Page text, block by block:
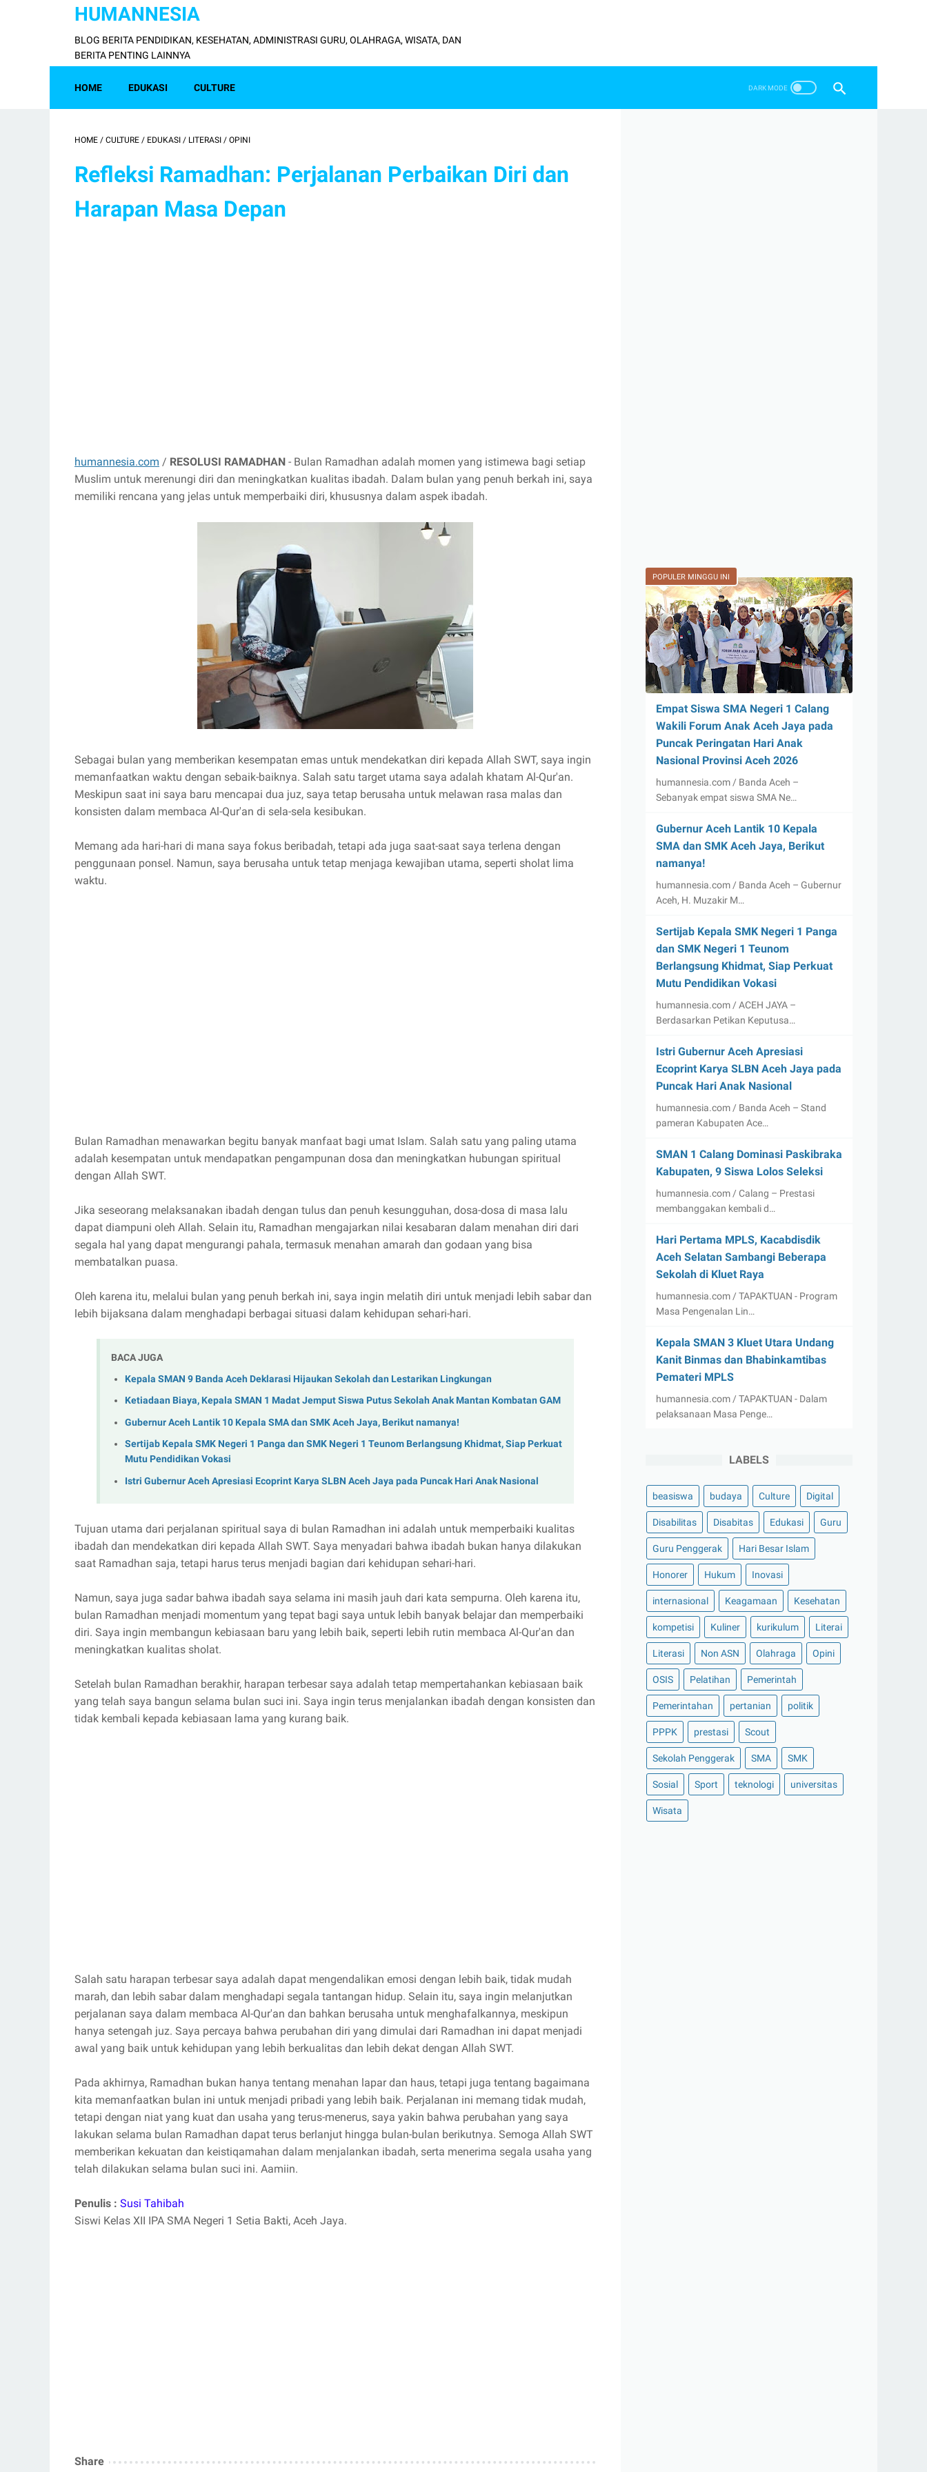
HUMANNESIA
BLOG BERITA PENDIDIKAN, KESEHATAN, ADMINISTRASI GURU, OLAHRAGA, WISATA, DAN
BERITA PENTING LAINNYA
HOME EDUKASI CULTURE
HOME / CULTURE / EDUKASI / LITERASI / OPINI
Refleksi Ramadhan: Perjalanan Perbaikan Diri dan
Harapan Masa Depan
humannesia.com / RESOLUSI RAMADHAN - Bulan Ramadhan adalah momen yang istimewa bagi setiap
Muslim untuk merenungi diri dan meningkatkan kualitas ibadah. Dalam bulan yang penuh berkah ini, saya
memiliki rencana yang jelas untuk memperbaiki diri, khususnya dalam aspek ibadah.
Sebagai bulan yang memberikan kesempatan emas untuk mendekatkan diri kepada Allah SWT, saya ingin
memanfaatkan waktu dengan sebaik-baiknya. Salah satu target utama saya adalah khatam Al-Qur'an.
Meskipun saat ini saya baru mencapai dua juz, saya tetap berusaha untuk melawan rasa malas dan
konsisten dalam membaca Al-Qur'an di sela-sela kesibukan.
Memang ada hari-hari di mana saya fokus beribadah, tetapi ada juga saat-saat saya terlena dengan
penggunaan ponsel. Namun, saya berusaha untuk tetap menjaga kewajiban utama, seperti sholat lima
waktu.
Bulan Ramadhan menawarkan begitu banyak manfaat bagi umat Islam. Salah satu yang paling utama
adalah kesempatan untuk mendapatkan pengampunan dosa dan meningkatkan hubungan spiritual
dengan Allah SWT.
Jika seseorang melaksanakan ibadah dengan tulus dan penuh kesungguhan, dosa-dosa di masa lalu
dapat diampuni oleh Allah. Selain itu, Ramadhan mengajarkan nilai kesabaran dalam menahan diri dari
segala hal yang dapat mengurangi pahala, termasuk menahan amarah dan godaan yang bisa
membatalkan puasa.
Oleh karena itu, melalui bulan yang penuh berkah ini, saya ingin melatih diri untuk menjadi lebih sabar dan
lebih bijaksana dalam menghadapi berbagai situasi dalam kehidupan sehari-hari.
BACA JUGA
Kepala SMAN 9 Banda Aceh Deklarasi Hijaukan Sekolah dan Lestarikan Lingkungan
Ketiadaan Biaya, Kepala SMAN 1 Madat Jemput Siswa Putus Sekolah Anak Mantan Kombatan GAM
Gubernur Aceh Lantik 10 Kepala SMA dan SMK Aceh Jaya, Berikut namanya!
Sertijab Kepala SMK Negeri 1 Panga dan SMK Negeri 1 Teunom Berlangsung Khidmat, Siap Perkuat
Mutu Pendidikan Vokasi
Istri Gubernur Aceh Apresiasi Ecoprint Karya SLBN Aceh Jaya pada Puncak Hari Anak Nasional
Tujuan utama dari perjalanan spiritual saya di bulan Ramadhan ini adalah untuk memperbaiki kualitas
ibadah dan mendekatkan diri kepada Allah SWT. Saya menyadari bahwa ibadah bukan hanya dilakukan
saat Ramadhan saja, tetapi harus terus menjadi bagian dari kehidupan sehari-hari.
Namun, saya juga sadar bahwa ibadah saya selama ini masih jauh dari kata sempurna. Oleh karena itu,
bulan Ramadhan menjadi momentum yang tepat bagi saya untuk lebih banyak belajar dan memperbaiki
diri. Saya ingin membangun kebiasaan baru yang lebih baik, seperti lebih rutin membaca Al-Qur'an dan
meningkatkan kualitas sholat.
Setelah bulan Ramadhan berakhir, harapan terbesar saya adalah tetap mempertahankan kebiasaan baik
yang telah saya bangun selama bulan suci ini. Saya ingin terus menjalankan ibadah dengan konsisten dan
tidak kembali kepada kebiasaan lama yang kurang baik.
Salah satu harapan terbesar saya adalah dapat mengendalikan emosi dengan lebih baik, tidak mudah
marah, dan lebih sabar dalam menghadapi segala tantangan hidup. Selain itu, saya ingin melanjutkan
perjalanan saya dalam membaca Al-Qur'an dan bahkan berusaha untuk menghafalkannya, meskipun
hanya setengah juz. Saya percaya bahwa perubahan diri yang dimulai dari Ramadhan ini dapat menjadi
awal yang baik untuk kehidupan yang lebih berkualitas dan lebih dekat dengan Allah SWT.
Pada akhirnya, Ramadhan bukan hanya tentang menahan lapar dan haus, tetapi juga tentang bagaimana
kita memanfaatkan bulan ini untuk menjadi pribadi yang lebih baik. Perjalanan ini memang tidak mudah,
tetapi dengan niat yang kuat dan usaha yang terus-menerus, saya yakin bahwa perubahan yang saya
lakukan selama bulan Ramadhan dapat terus berlanjut hingga bulan-bulan berikutnya. Semoga Allah SWT
memberikan kekuatan dan keistiqamahan dalam menjalankan ibadah, serta menerima segala usaha yang
telah dilakukan selama bulan suci ini. Aamiin.
Penulis : Susi Tahibah
Siswi Kelas XII IPA SMA Negeri 1 Setia Bakti, Aceh Jaya.
Share
POPULER MINGGU INI
Empat Siswa SMA Negeri 1 Calang
Wakili Forum Anak Aceh Jaya pada
Puncak Peringatan Hari Anak
Nasional Provinsi Aceh 2026
humannesia.com / Banda Aceh –
Sebanyak empat siswa SMA Ne…
Gubernur Aceh Lantik 10 Kepala
SMA dan SMK Aceh Jaya, Berikut
namanya!
humannesia.com / Banda Aceh – Gubernur
Aceh, H. Muzakir M…
Sertijab Kepala SMK Negeri 1 Panga
dan SMK Negeri 1 Teunom
Berlangsung Khidmat, Siap Perkuat
Mutu Pendidikan Vokasi
humannesia.com / ACEH JAYA –
Berdasarkan Petikan Keputusa…
Istri Gubernur Aceh Apresiasi
Ecoprint Karya SLBN Aceh Jaya pada
Puncak Hari Anak Nasional
humannesia.com / Banda Aceh – Stand
pameran Kabupaten Ace…
SMAN 1 Calang Dominasi Paskibraka
Kabupaten, 9 Siswa Lolos Seleksi
humannesia.com / Calang – Prestasi
membanggakan kembali d…
Hari Pertama MPLS, Kacabdisdik
Aceh Selatan Sambangi Beberapa
Sekolah di Kluet Raya
humannesia.com / TAPAKTUAN - Program
Masa Pengenalan Lin…
Kepala SMAN 3 Kluet Utara Undang
Kanit Binmas dan Bhabinkamtibas
Pemateri MPLS
humannesia.com / TAPAKTUAN - Dalam
pelaksanaan Masa Penge…
LABELS
beasiswa budaya Culture Digital
Disabilitas Disabitas Edukasi Guru
Guru Penggerak Hari Besar Islam
Honorer Hukum Inovasi
internasional Keagamaan Kesehatan
kompetisi Kuliner kurikulum Literai
Literasi Non ASN Olahraga Opini
OSIS Pelatihan Pemerintah
Pemerintahan pertanian politik
PPPK prestasi Scout
Sekolah Penggerak SMA SMK
Sosial Sport teknologi universitas
Wisata